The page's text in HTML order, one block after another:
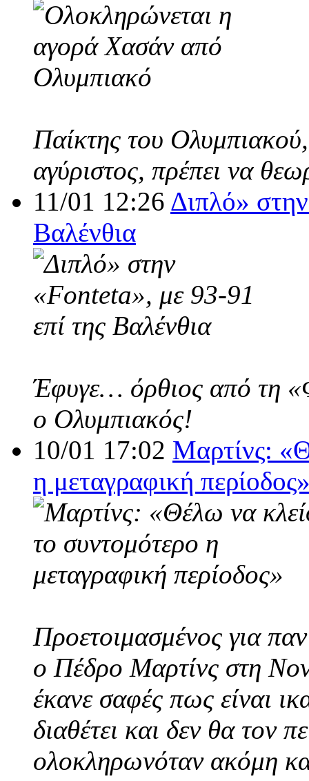
Παίκτης του
αγύριστος, πρέπει να
11/01 12:26 Διπλό»
Βαλένθια
Έφυγε… όρθιος από τη
ο Ολυμπιακός!
10/01 17:02 Μαρτίνς:
η μεταγραφική
Προετοιμασμένος για
ο Πέδρο Μαρτίνς στη
έκανε σαφές πως είναι
διαθέτει και δεν θα τον
ολοκληρωνόταν ακόμη